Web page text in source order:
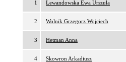
1 Lewandowska Ewa Urszula
2 Wolnik Grzegorz Wojciech
3 Hetman Anna
4 Skowron Arkadiusz